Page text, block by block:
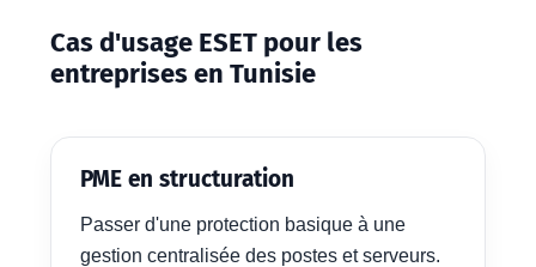
Cas d'usage ESET pour les
entreprises en Tunisie
PME en structuration
Passer d'une protection basique à une
gestion centralisée des postes et serveurs.